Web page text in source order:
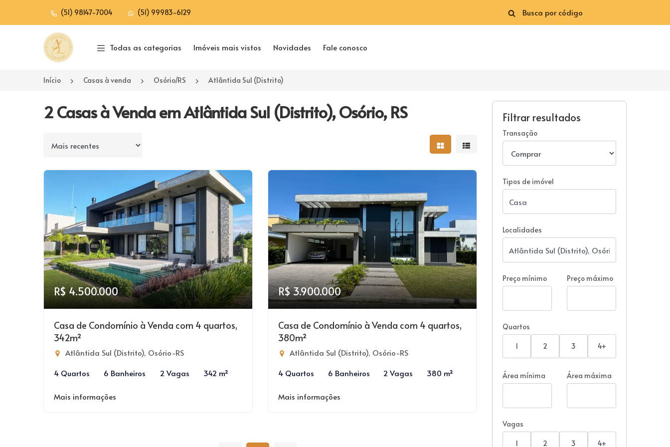
(51) 98147-7004 (51) 99983-6129
Página inicial
Todas as categorias Imóveis mais vistos Novidades Fale conosco
Início Casas à venda Osório/RS Atlântida Sul (Distrito)
2 Casas à Venda em Atlântida Sul (Distrito), Osório, RS
Ordenar por Mostrar resultados em grade
Mostrar resultados em lista
R$ 4.500.000
Casa de Condomínio à Venda com 4 quartos,
342m²
Atlântida Sul (Distrito), Osório-RS
4 Quartos
6 Banheiros 2 Vagas 342 m²
Mais informações
R$ 3.900.000
Casa de Condomínio à Venda com 4 quartos,
380m²
Atlântida Sul (Distrito), Osório-RS
4 Quartos
6 Banheiros 2 Vagas 380 m²
Mais informações
Filtrar resultados
Transação
Tipos de imóvel
Localidades
Preço mínimo Preço máximo
Quartos
1 2 3 4+
Área mínima Área máxima
Vagas
1 2 3 4+